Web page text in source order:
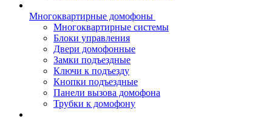
Многоквартирные домофоны
Многоквартирные системы
Блоки управления
Двери домофонные
Замки подъездные
Ключи к подъезду
Кнопки подъездные
Панели вызова домофона
Трубки к домофону